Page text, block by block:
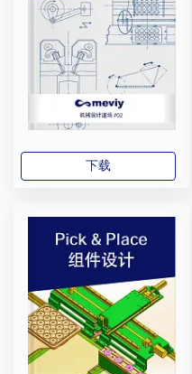
下载